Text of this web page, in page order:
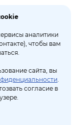
аналитики
чтобы вам
сайта, вы
.
согласие в